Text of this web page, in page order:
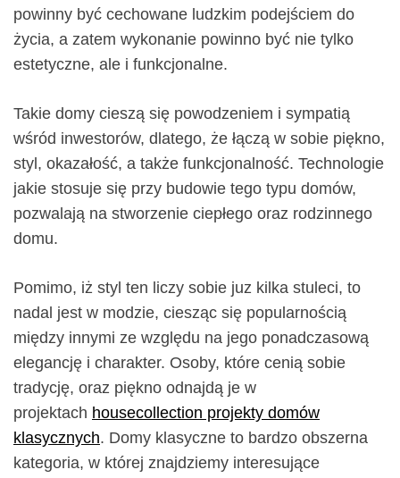
powinny być cechowane ludzkim podejściem do
życia, a zatem wykonanie powinno być nie tylko
estetyczne, ale i funkcjonalne.
Takie domy cieszą się powodzeniem i sympatią
wśród inwestorów, dlatego, że łączą w sobie piękno,
styl, okazałość, a także funkcjonalność. Technologie
jakie stosuje się przy budowie tego typu domów,
pozwalają na stworzenie ciepłego oraz rodzinnego
domu.
Pomimo, iż styl ten liczy sobie juz kilka stuleci, to
nadal jest w modzie, ciesząc się popularnością
między innymi ze względu na jego ponadczasową
elegancję i charakter. Osoby, które cenią sobie
tradycję, oraz piękno odnajdą je w
projektach housecollection projekty domów
klasycznych. Domy klasyczne to bardzo obszerna
kategoria, w której znajdziemy interesujące